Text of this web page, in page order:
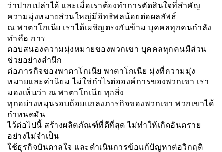
ว่าปากเปล่าได้ และเมื่อเราต้องทำการตัดสินใจที่สำคัญ
ความมุ่งหมายส่วนใหญ่มีอิทธิพลน้อยต่อผลลัพธ์
ณ พาตาโกเนีย เราได้เผชิญตรงกันข้าม บุคคลทุกคนกำลัง
ทำคือ การ
ตอบสนองความมุ่งหมายของพวกเขา บุคคลทุกคนมีส่วน
ช่วยอย่างสำนึก
ต่อภารกิจของพาตาโกเนีย พาตาโกเนีย มุ่งที่ความมุ่ง
หมายและค่านิยม ไม่ใช่กำไรต่อองค์การของพวกเขา เรา
มองเห็นว่า ณ พาตาโกเนีย ทุกสิ่ง
ทุกอย่างหมุนรอบถ้อยแถลงภารกิจของพวกเขา พวกเขาได้
กำหนดมัน
ไว้ต่อไปนี้ สร้างผลิตภัณฑ์ที่ดีที่สุด ไม่ทำให้เกิดอันตราย
อย่างไม่จำเป็น
ใช้ธุรกิจบันดาลใจ และดำเนินการข้อแก้ปัญหาต่อวิกฤติ